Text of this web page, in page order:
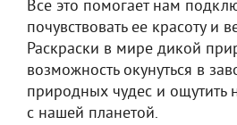
Все это помогает нам
почувствовать ее красоту и
Раскраски в мире дикой
возможность окунуться в
природных чудес и ощутить
с нашей планетой.